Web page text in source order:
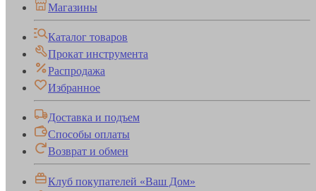
Магазины
Каталог товаров
Прокат инструмента
Распродажа
Избранное
Доставка и подъем
Способы оплаты
Возврат и обмен
Клуб покупателей «Ваш Дом»